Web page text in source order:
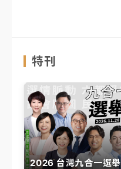
特刊
2026 台灣九合一選舉